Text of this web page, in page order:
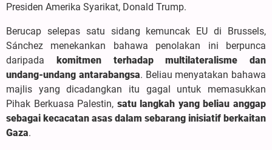
Presiden Amerika Syarikat, Donald Trump.
Berucap selepas satu sidang kemuncak EU di Brussels,
Sánchez menekankan bahawa penolakan ini berpunca
daripada komitmen terhadap multilateralisme dan
undang-undang antarabangsa. Beliau menyatakan bahawa
majlis yang dicadangkan itu gagal untuk memasukkan
Pihak Berkuasa Palestin, satu langkah yang beliau anggap
sebagai kecacatan asas dalam sebarang inisiatif berkaitan
Gaza.